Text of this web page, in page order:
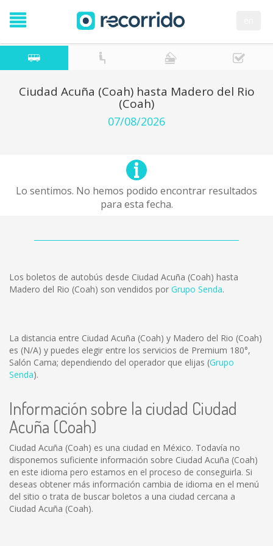
Ciudad Acuña (Coah) hasta Madero del Rio
(Coah)
07/08/2026
Lo sentimos. No hemos podido encontrar resultados
para esta fecha.
Los boletos de autobús desde Ciudad Acuña (Coah) hasta
Madero del Rio (Coah) son vendidos por Grupo Senda.
La distancia entre Ciudad Acuña (Coah) y Madero del Rio (Coah)
es (N/A) y puedes elegir entre los servicios de Premium 180°,
Salón Cama; dependiendo del operador que elijas (Grupo
Senda).
Información sobre la ciudad Ciudad
Acuña (Coah)
Ciudad Acuña (Coah) es una ciudad en México. Todavía no
disponemos suficiente información sobre Ciudad Acuña (Coah)
en este idioma pero estamos en el proceso de conseguirla. Si
deseas obtener más información cambia de idioma en el menú
del sitio o trata de buscar boletos a una ciudad cercana a
Ciudad Acuña (Coah).